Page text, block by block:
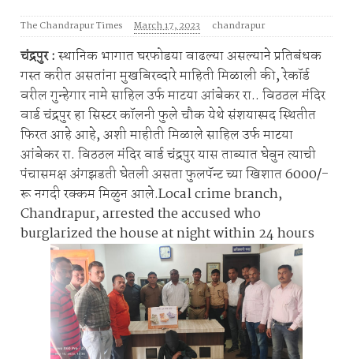
The Chandrapur Times March 17, 2023 chandrapur
चंद्रपुर :स्थानिक भागात घरफोडया वाढल्या असल्याने प्रतिबंधक
गस्त करीत असतांना मुखबिरव्दारे माहिती मिळाली की, रेकॉर्ड
वरील गुन्हेगार नामे साहिल उर्फ माटया आंबेकर रा.. विठठल मंदिर
वार्ड चंद्रपुर हा सिस्टर कॉलनी फुले चौक येथे संशयास्पद स्थितीत
फिरत आहे आहे, अशी माहीती मिळाले साहिल उर्फ माटया
आंबेकर रा. विठठल मंदिर वार्ड चंद्रपुर यास ताब्यात घेवुन त्याची
पंचासमक्ष अंगझडती घेतली असता फुलपॅन्ट च्या खिशात 6000/-
रू नगदी रक्कम मिळुन आले.Local crime branch,
Chandrapur, arrested the accused who
burglarized the house at night within 24 hours